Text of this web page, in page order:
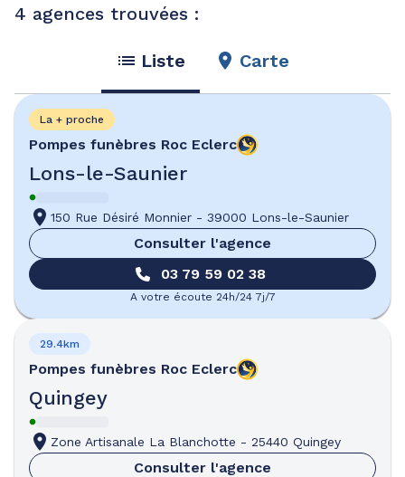
4 agences trouvées :
Liste Carte
Pompes funèbres Roc Eclerc
Lons-le-Saunier
La + proche
150 Rue Désiré Monnier - 39000 Lons-le-Saunier
Consulter l'agence
03 79 59 02 38
A votre écoute 24h/24 7j/7
Pompes funèbres Roc Eclerc
Quingey
29.4km
Zone Artisanale La Blanchotte - 25440 Quingey
Consulter l'agence